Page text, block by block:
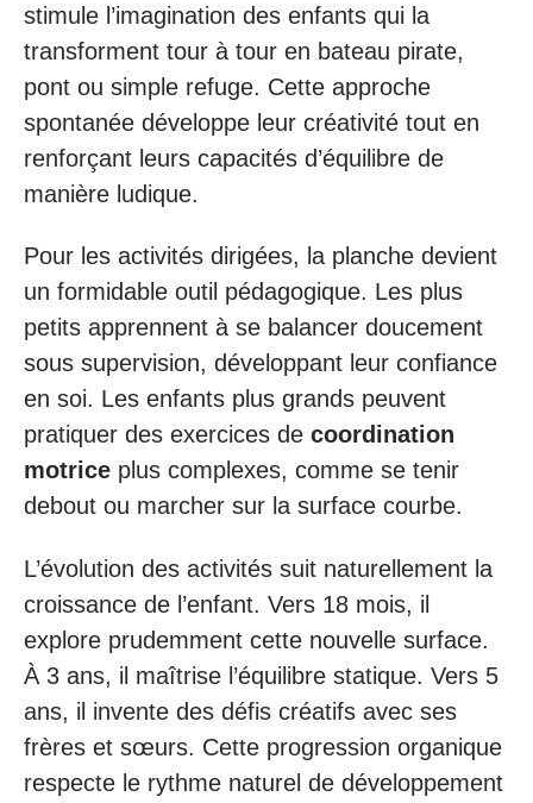
stimule l’imagination des enfants qui la
transforment tour à tour en bateau pirate,
pont ou simple refuge. Cette approche
spontanée développe leur créativité tout en
renforçant leurs capacités d’équilibre de
manière ludique.
Pour les activités dirigées, la planche devient
un formidable outil pédagogique. Les plus
petits apprennent à se balancer doucement
sous supervision, développant leur confiance
en soi. Les enfants plus grands peuvent
pratiquer des exercices de coordination
motrice plus complexes, comme se tenir
debout ou marcher sur la surface courbe.
L’évolution des activités suit naturellement la
croissance de l’enfant. Vers 18 mois, il
explore prudemment cette nouvelle surface.
À 3 ans, il maîtrise l’équilibre statique. Vers 5
ans, il invente des défis créatifs avec ses
frères et sœurs. Cette progression organique
respecte le rythme naturel de développement